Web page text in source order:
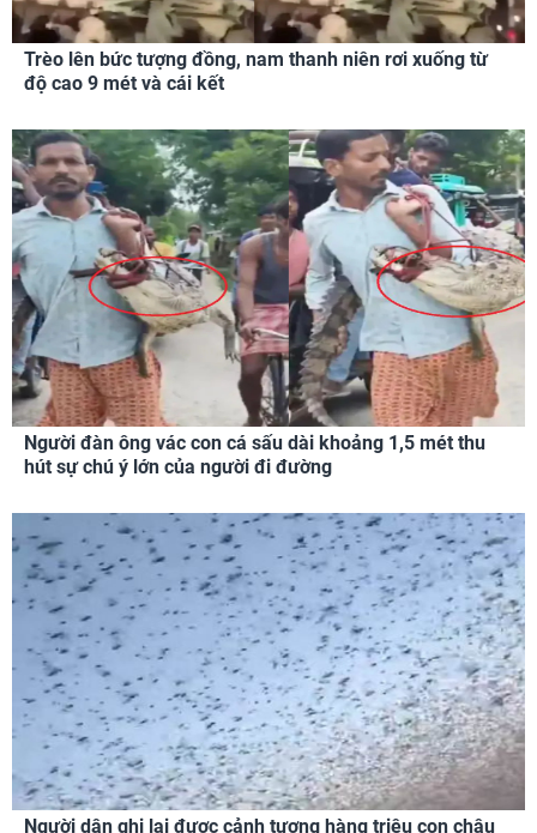
Trèo lên bức tượng đồng, nam thanh niên rơi xuống từ
độ cao 9 mét và cái kết
Người đàn ông vác con cá sấu dài khoảng 1,5 mét thu
hút sự chú ý lớn của người đi đường
Người dân ghi lại được cảnh tượng hàng triệu con châu